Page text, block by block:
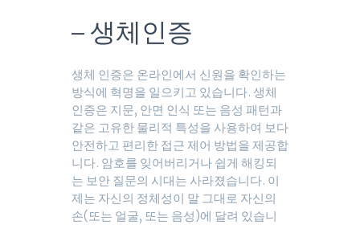
– 생체인증
생체 인증은 온라인에서 신원을 확인하는
방식에 혁명을 일으키고 있습니다. 생체
인증은 지문, 안면 인식 또는 음성 패턴과
같은 고유한 물리적 특성을 사용하여 보다
안전하고 편리한 접근 제어 방법을 제공합
니다. 암호를 잊어버리거나 쉽게 해킹되
는 보안 질문의 시대는 사라졌습니다. 이
제는 자신의 정체성이 말 그대로 자신의
손(또는 얼굴, 또는 음성)에 달려 있습니